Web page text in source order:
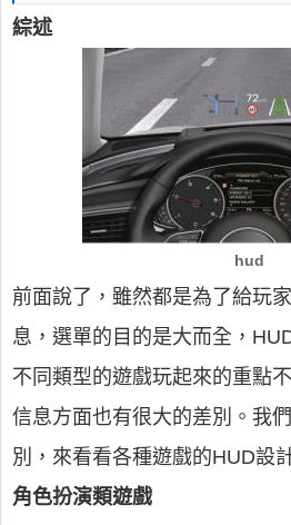
綜述
hud
前面說了，雖然都是為了給玩
息，選單的目的是大而全，
不同類型的遊戲玩起來的重點
信息方面也有很大的差別。我
別，來看看各種遊戲的HUD設
角色扮演類遊戲